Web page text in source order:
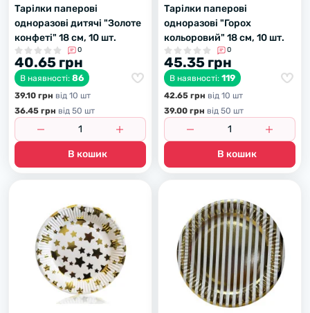
Тарілки паперові
одноразові дитячі "Золоте
конфеті" 18 см, 10 шт.
0
40.65 грн
В наявності: 86
39.10 грн вiд 10 шт
36.45 грн вiд 50 шт
В кошик
Тарілки паперові
одноразові "Горох
кольоровий" 18 см, 10 шт.
0
45.35 грн
В наявності: 119
42.65 грн вiд 10 шт
39.00 грн вiд 50 шт
В кошик